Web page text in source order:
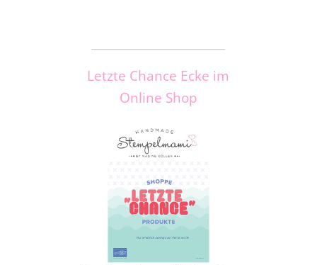
Letzte Chance Ecke im
Online Shop